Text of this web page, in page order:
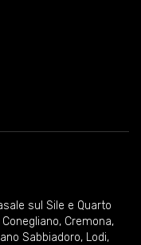
sul Sile e Quarto
Conegliano, Cremona,
Sabbiadoro, Lodi,